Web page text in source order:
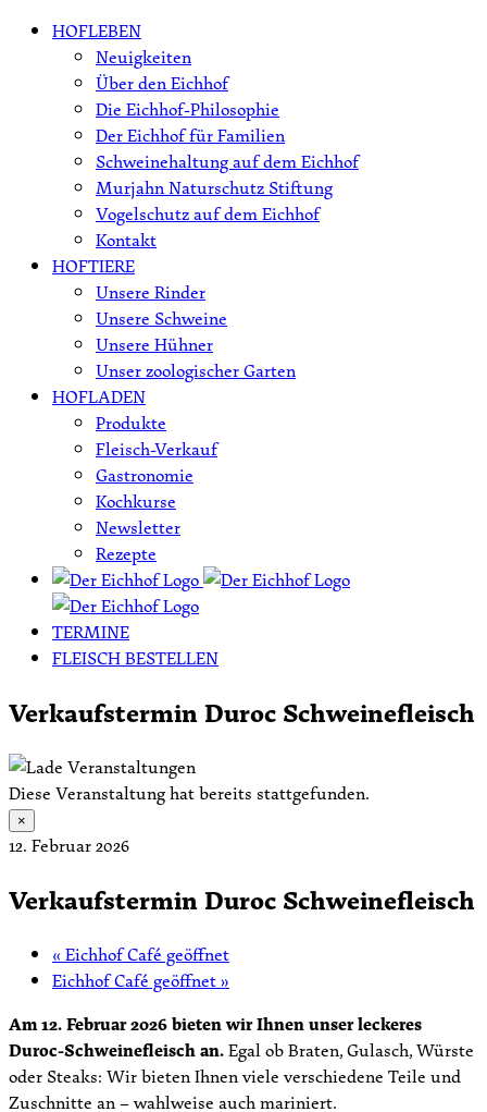
Skip HOFLEBEN
Neuigkeiten
Über den Eichhof
Die Eichhof-Philosophie
Der Eichhof für Familien
Schweinehaltung auf dem Eichhof
Murjahn Naturschutz Stiftung
Vogelschutz auf dem Eichhof
Kontakt
HOFTIERE
Unsere Rinder
Unsere Schweine
Unsere Hühner
Unser zoologischer Garten
HOFLADEN
Produkte
Fleisch-Verkauf
Gastronomie
Kochkurse
Newsletter
Rezepte
TERMINE
FLEISCH BESTELLEN
Verkaufstermin Duroc Schweinefleisch
Diese Veranstaltung hat bereits stattgefunden.
×
12. Februar 2026
Verkaufstermin Duroc Schweinefleisch
« Eichhof Café geöffnet
Eichhof Café geöffnet»
Am 12. Februar 2026 bieten wir Ihnen unser leckeres
Duroc-Schweinefleisch an.Egal ob Braten, Gulasch, Würste
oder Steaks: Wir bieten Ihnen viele verschiedene Teile und
Zuschnitte an – wahlweise auch mariniert.